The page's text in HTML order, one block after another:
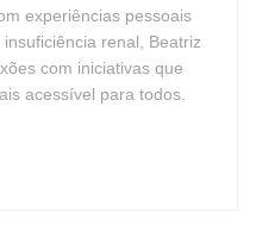
experiências pessoais
renal, Beatriz
com iniciativas que
acessível para todos.